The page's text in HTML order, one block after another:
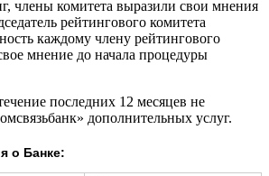
о Банке:
члены комитета выразили свои мнения
рейтингового комитета
каждому члену рейтингового
мнение до начала процедуры
последних 12 месяцев не
дополнительных услуг.